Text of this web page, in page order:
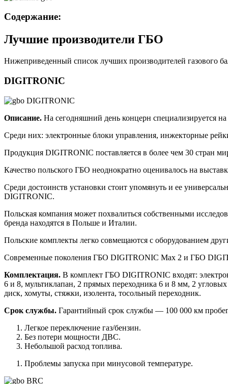
Содержание:
Лучшие производители ГБО
Нижеприведенный список лучших производителей газового
DIGITRONIC
Описание. На сегодняшний день концерн специализируется
Среди них: электронные блоки управления, инжекторные
Продукция DIGITRONIC поставляется в более чем 30 стран
Качество польского ГБО неоднократно оценивалось на
Среди достоинств установки стоит упомянуть и ее
DIGITRONIC.
Польская компания может похвалиться собственными
бренда находятся в Польше и Италии.
Польские комплекты легко совмещаются с оборудованием
Современные поколения ГБО DIGITRONIC Max 2 и ГБО
Комплектация. В комплект ГБО DIGITRONIC входят:
6 и 8, мультиклапан, 2 прямых переходника 6 и 8 мм, 2
диск, хомуты, стяжки, изолента, тосольный переходник.
Срок службы. Гарантийный срок службы — 100 000 км
Легкое переключение газ/бензин.
Без потери мощности ДВС.
Небольшой расход топлива.
Проблемы запуска при минусовой температуре.